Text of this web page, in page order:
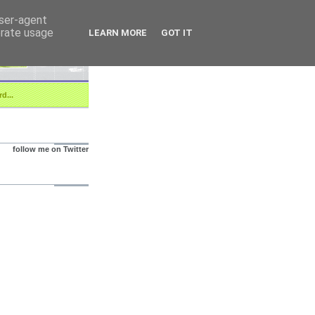
follow me on Twitter
agent
usage
LEARN MORE GOT IT